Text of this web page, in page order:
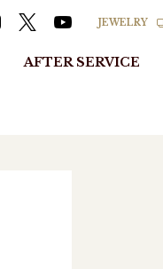
JEWELRY
AFTER SERVICE